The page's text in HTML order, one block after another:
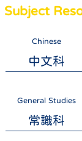
Subject
Chinese
中文科
General Studies
常識科